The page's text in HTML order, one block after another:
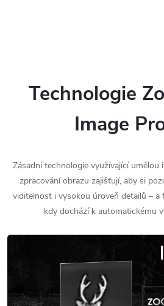
Technologie
Image
Zásadní technologie využívající
zpracování obrazu zajišťují, aby si
viditelnost i vysokou úroveň detailů –
kdy dochází k automatickému